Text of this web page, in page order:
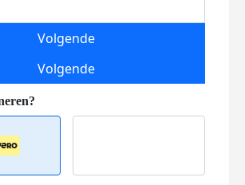
Volgende
Volgende